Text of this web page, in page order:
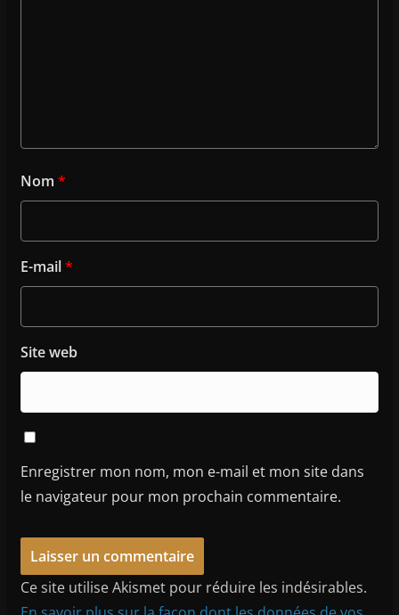
Nom *
E-mail*
Site web
Enregistrer mon nom, mon e-mail et mon site dans
le navigateur pour mon prochain commentaire.
Ce site utilise Akismet pour réduire les indésirables.